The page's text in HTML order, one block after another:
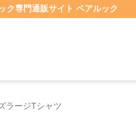
ク専門通販サイト ペアルック
ラージTシャツ